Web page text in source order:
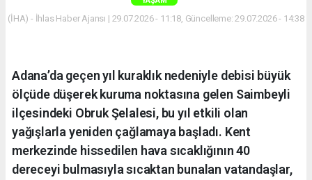
(İHA) - İhlas Haber Ajansı | 29.07.2026 - 11:18, Güncelleme: 29.07.2026 - 14:38
Adana’da geçen yıl kuraklık nedeniyle debisi büyük
ölçüde düşerek kuruma noktasına gelen Saimbeyli
ilçesindeki Obruk Şelalesi, bu yıl etkili olan
yağışlarla yeniden çağlamaya başladı. Kent
merkezinde hissedilen hava sıcaklığının 40
dereceyi bulmasıyla sıcaktan bunalan vatandaşlar,